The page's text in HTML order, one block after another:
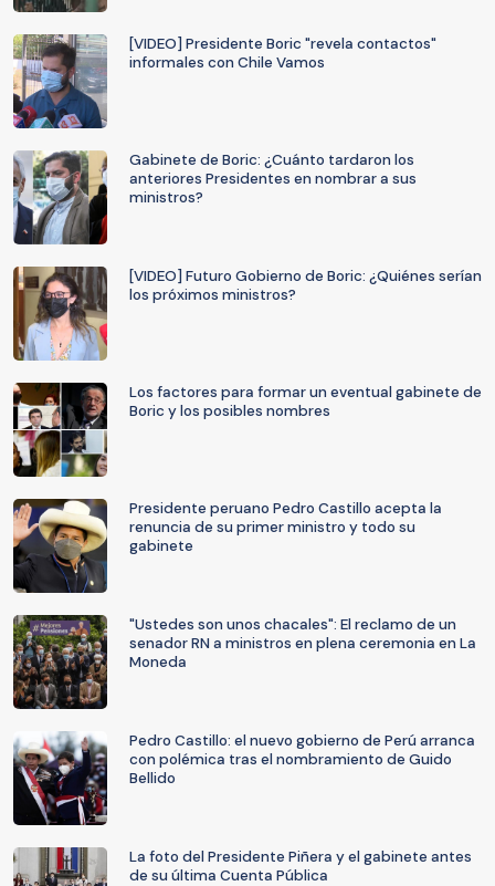
[VIDEO] Presidente Boric "revela contactos"
informales con Chile Vamos
Gabinete de Boric: ¿Cuánto tardaron los
anteriores Presidentes en nombrar a sus
ministros?
[VIDEO] Futuro Gobierno de Boric: ¿Quiénes serían
los próximos ministros?
Los factores para formar un eventual gabinete de
Boric y los posibles nombres
Presidente peruano Pedro Castillo acepta la
renuncia de su primer ministro y todo su
gabinete
"Ustedes son unos chacales": El reclamo de un
senador RN a ministros en plena ceremonia en La
Moneda
Pedro Castillo: el nuevo gobierno de Perú arranca
con polémica tras el nombramiento de Guido
Bellido
La foto del Presidente Piñera y el gabinete antes
de su última Cuenta Pública